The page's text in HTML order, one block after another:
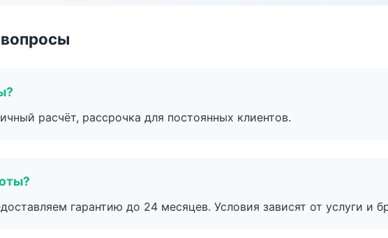
расчёт, рассрочка для постоянных клиентов.
гарантию до 24 месяцев. Условия зависят от услуги и